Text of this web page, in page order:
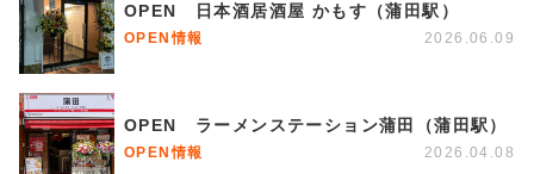
OPEN 日本酒居酒屋 かもす（蒲田駅）
OPEN情報 2026.06.09
OPEN ラーメンステーション蒲田（蒲田駅）
OPEN情報 2026.04.08